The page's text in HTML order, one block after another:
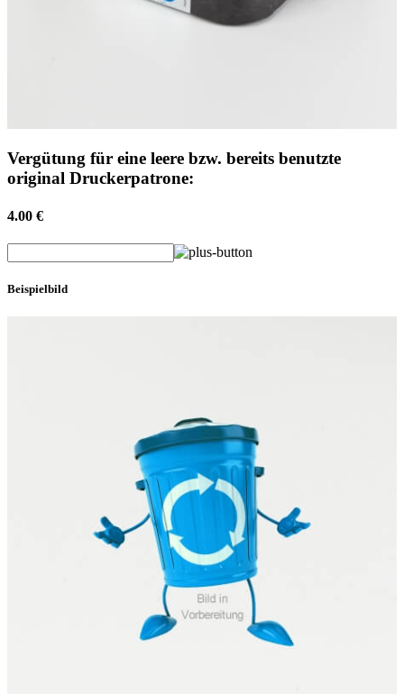
Vergütung für eine leere bzw. bereits benutzte
original Druckerpatrone:
4.00 €
Beispielbild